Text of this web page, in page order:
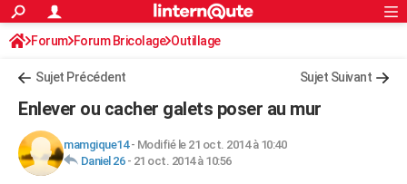
ACTUALITÉS
Politique
Société
Faits Divers
Education
Monde
Villes
+
FINANCE
Retraite
Impôts
Epargne
Immobilier
Risques naturels par ville
Banque
Assurance
Crédit
AUTO
S'inscrire
Connexion
Forum Forum Bricolage Outillage
Sujet Précédent Sujet Suivant
Enlever ou cacher galets poser au mur
mamgique14- Modifié le 21 oct. 2014 à 10:40
Daniel 26- 21 oct. 2014 à 10:56